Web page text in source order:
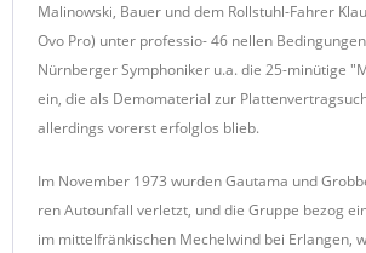
Malinowski, Bauer und dem Rollstuhl-Fahrer
Ovo Pro) unter professio- 46 nellen
Nürnberger Symphoniker u.a. die 25-minütige
ein, die als Demomaterial zur
allerdings vorerst erfolglos blieb.
Im November 1973 wurden Gautama und
ren Autounfall verletzt, und die Gruppe bezog
im mittelfränkischen Mechelwind bei Erlangen,